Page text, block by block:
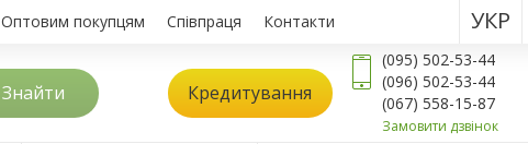
Оптовим покупцям Співпраця Контакти УКР
Знайти Кредитування
(095) 502-53-44
(096) 502-53-44
(067) 558-15-87
Замовити дзвінок